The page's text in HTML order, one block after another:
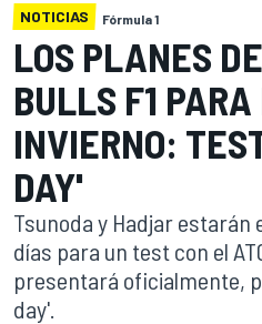
NOTICIAS Fórmula 1
LOS PLANES
BULLS F1
INVIERNO:
DAY'
Tsunoda y Hadjar
días para un test con el
presentará oficialmente,
day'.